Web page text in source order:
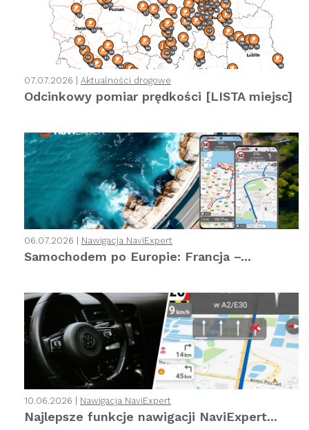
07.07.2026 | Aktualności drogowe
Odcinkowy pomiar prędkości [LISTA miejsc]
06.07.2026 | Nawigacja NaviExpert
Samochodem po Europie: Francja –...
10.06.2026 | Nawigacja NaviExpert
Najlepsze funkcje nawigacji NaviExpert...